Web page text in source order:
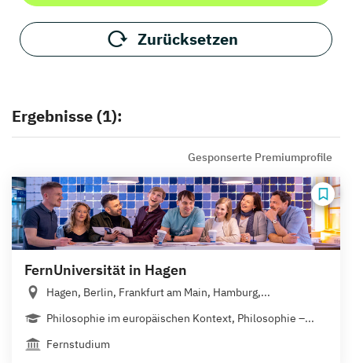
Zurücksetzen
Ergebnisse (1):
Gesponserte Premiumprofile
FernUniversität in Hagen
Hagen, Berlin, Frankfurt am Main, Hamburg,...
Philosophie im europäischen Kontext, Philosophie –...
Fernstudium